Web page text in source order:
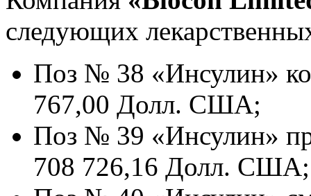
следующих
Поз № 38 «Инсулин»
767,00 Долл. США;
Поз № 39 «Инсулин»
708 726,16 Долл. США;